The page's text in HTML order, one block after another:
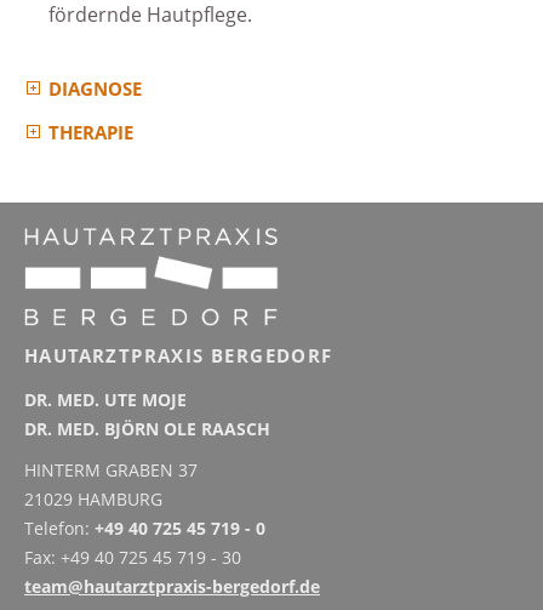
fördernde Haut­pflege.
DIAGNOSE
THERAPIE
HAUTARZTPRAXIS BERGEDORF
DR. MED. UTE MOJE
DR. MED. BJÖRN OLE RAASCH
HINTERM GRABEN 37
21029 HAMBURG
Telefon: +49 40 725 45 719 - 0
Fax: +49 40 725 45 719 - 30
team@hautarztpraxis-bergedorf.de